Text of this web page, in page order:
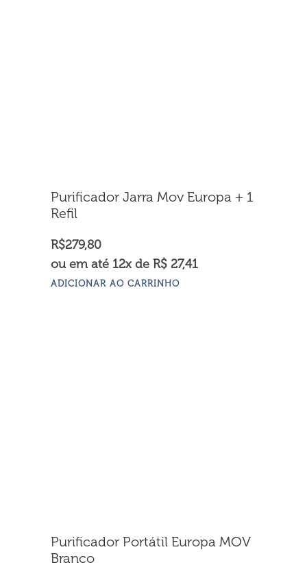
Purificador Jarra Mov Europa + 1
Refil
R$279,80
ou em até 12x de R$ 27,41
ADICIONAR AO CARRINHO
Purificador Portátil Europa MOV
Branco